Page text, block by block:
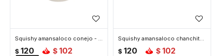
Squishy amansaloco conejo - Blanco
$ 120 $ 102
Squishy amansaloco chanchito - Rosa
$ 120 $ 102